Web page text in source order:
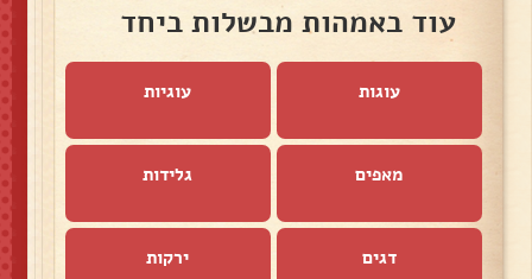
עוד באמהות מבשלות ביחד
עוגות עוגיות
מאפים גלידות
דגים ירקות